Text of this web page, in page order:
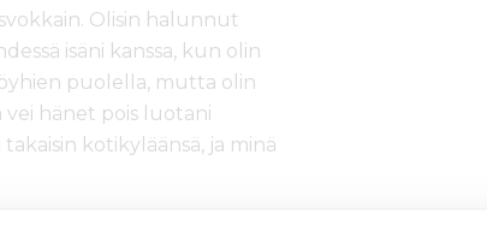
Olisin halunnut
isäni kanssa, kun olin
puolella, mutta olin
vei hänet pois luotani
kotikyläänsä, ja minä